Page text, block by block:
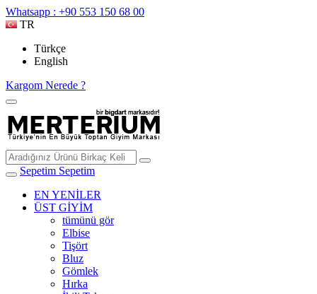
Whatsapp : +90 553 150 68 00
TR
Türkçe
English
Kargom Nerede ?
Sepetim Sepetim
EN YENİLER
ÜST GİYİM
tümünü gör
Elbise
Tişört
Bluz
Gömlek
Hırka